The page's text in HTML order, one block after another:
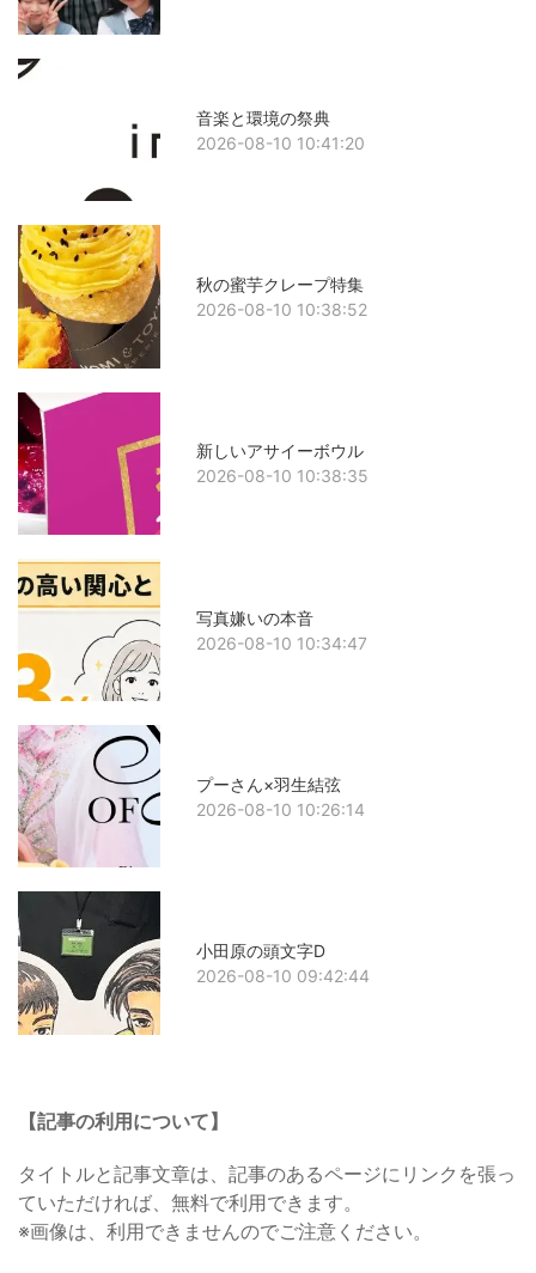
音楽と環境の祭典
2026-08-10 10:41:20
秋の蜜芋クレープ特集
2026-08-10 10:38:52
新しいアサイーボウル
2026-08-10 10:38:35
写真嫌いの本音
2026-08-10 10:34:47
プーさん×羽生結弦
2026-08-10 10:26:14
小田原の頭文字D
2026-08-10 09:42:44
【記事の利用について】
タイトルと記事文章は、記事のあるページにリンクを張っ
ていただければ、無料で利用できます。
※画像は、利用できませんのでご注意ください。